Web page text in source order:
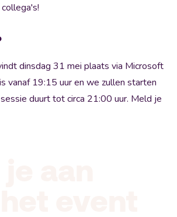
dinsdag 31 mei plaats via Microsoft
vanaf 19:15 uur en we zullen starten
duurt tot circa 21:00 uur. Meld je